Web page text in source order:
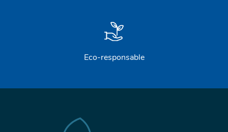
Eco-responsable